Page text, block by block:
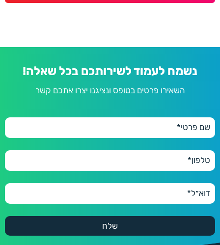
נשמח לעמוד לשירותכם בכל שאלה!
השאירו פרטים בטופס ונציגנו יצרו אתכם קשר